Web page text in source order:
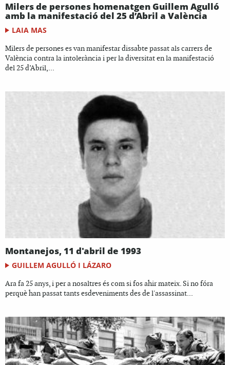
Milers de persones homenatgen Guillem Agulló
amb la manifestació del 25 d’Abril a València
LAIA MAS
Milers de persones es van manifestar dissabte passat als carrers de
València contra la intolerància i per la diversitat en la manifestació
del 25 d’Abril,...
Montanejos, 11 d'abril de 1993
GUILLEM AGULLÓ I LÁZARO
Ara fa 25 anys, i per a nosaltres és com si fos ahir mateix. Si no fóra
perquè han passat tants esdeveniments des de l'assassinat...